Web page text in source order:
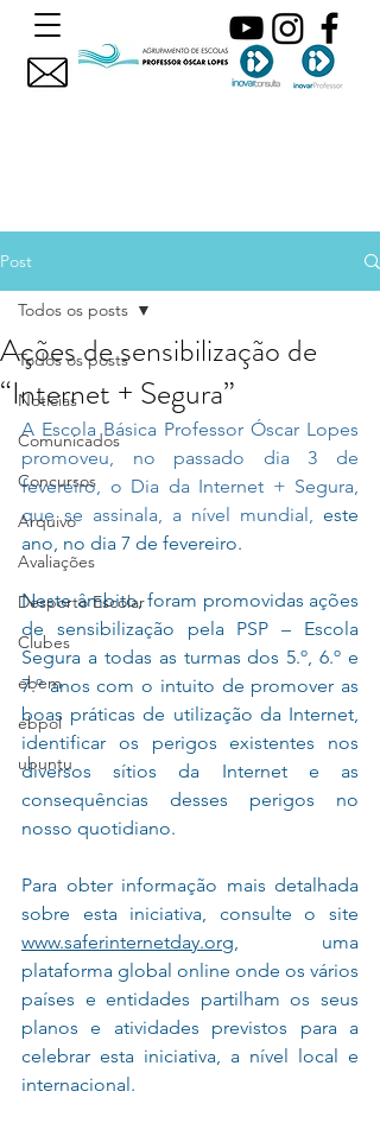
Post
Todos os posts
Noticias
Comunicados
Concursos
Arquivo
Avaliações
Desporto Escolar
Clubes
ebem
ebpol
ubuntu
Todos os posts
Ações de sensibilização de
“Internet + Segura”
A Escola Básica Professor Óscar Lopes
promoveu, no passado dia 3 de
fevereiro, o Dia da Internet + Segura,
que se assinala, a nível mundial, este
ano, no dia 7 de fevereiro.
Neste âmbito, foram promovidas ações
de sensibilização pela PSP – Escola
Segura a todas as turmas dos 5.º, 6.º e
7.º anos com o intuito de promover as
boas práticas de utilização da Internet,
identificar os perigos existentes nos
diversos sítios da Internet e as
consequências desses perigos no
nosso quotidiano.
Para obter informação mais detalhada
www.saferinternetday.org, uma
plataforma global online onde os vários
países e entidades partilham os seus
planos e atividades previstos para a
celebrar esta iniciativa, a nível local e
internacional.